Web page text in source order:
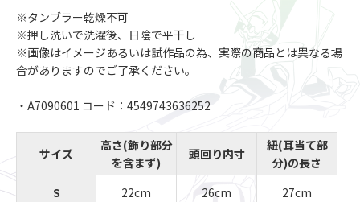
※タンブラー乾燥不可
※押し洗いで洗濯後、日陰で平干し
※画像はイメージあるいは試作品の為、実際の商品とは異なる場
合がありますのでご了承ください。
・A7090601 コード：4549743636252
サイズ
高さ(飾り部分
を含まず)
頭回り内寸
紐(耳当て部
分)の長さ
S
22cm 26cm 27cm